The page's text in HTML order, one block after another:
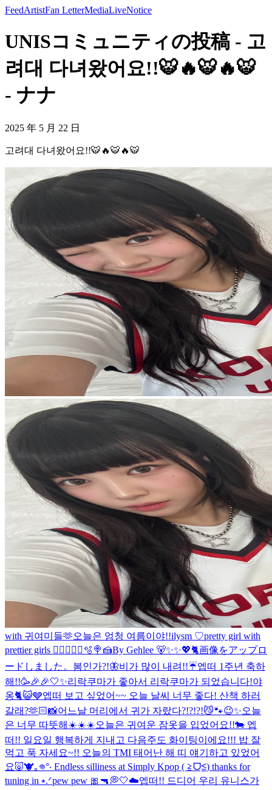
FeedArtistFan LetterMediaLiveNotice
UNISコミュニティの投稿 - 고
려대 다녀왔어요!!🐯🔥🐯🔥🐯
- ナナ
2025 年 5 月 22 日
고려대 다녀왔어요!!🐯🔥🐯🔥🐯
with 귀여미들🫶오늘은 엄청 여름이야!!ilysm ♡pretty girl with
prettier girls 😮‍💨 🧑‍🍳🐰🫧🍭🍰By Gehlee 🐻✨✨💖🐈画像をアップロ
ードしました。 봄인가?!🦋비가 많이 내려!!☔️엡떠 1주년 축하
해!!🥳🎉🎉🤍✨리락쿠마가 좋아서 리락쿠마가 되었습니다!야
옹🐈😺🩶엡떠 보고 싶었어~~ 오늘 날씨 너무 좋다! 산책 하러
갈래?🫶🏻📸어느날 머리에서 귀가 자랐다?!?!?!😼🐾😉✨오늘
은 너무 따뜻해☀️☀️☀️오늘은 귀여운 잠옷을 입었어요!!🐄 엡
떠!! 일요일 행복하게 지내고 다음주도 화이팅이에요!!! 밥 잘
먹고 푹 자세요~!! 오늘의 TMI 태어난 해 띠 얘기하고 있었어
요🐷🐮｡𖦹°‧ Endless silliness at Simply Kpop ( ≧ᗜ≦) thanks for
tuning in ⭑.ᐟpew pew 🎀🔫💭🤍☁️엡떠!! 드디어 우리 유니스가